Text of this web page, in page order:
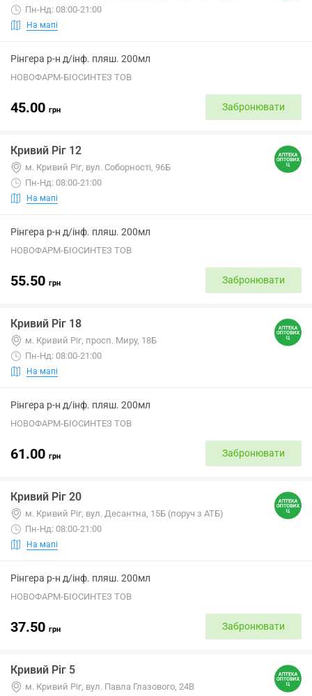
Пн-Нд: 08:00-21:00
На мапі
Рінгера р-н д/інф. пляш. 200мл
НОВОФАРМ-БІОСИНТЕЗ ТОВ
45.00 грн Забронювати
Кривий Ріг 12
м. Кривий Ріг, вул. Соборності, 96Б
Пн-Нд: 08:00-21:00
На мапі
Рінгера р-н д/інф. пляш. 200мл
НОВОФАРМ-БІОСИНТЕЗ ТОВ
55.50 грн Забронювати
Кривий Ріг 18
м. Кривий Ріг, просп. Миру, 18Б
Пн-Нд: 08:00-21:00
На мапі
Рінгера р-н д/інф. пляш. 200мл
НОВОФАРМ-БІОСИНТЕЗ ТОВ
61.00 грн Забронювати
Кривий Ріг 20
м. Кривий Ріг, вул. Десантна, 15Б (поруч з АТБ)
Пн-Нд: 08:00-21:00
На мапі
Рінгера р-н д/інф. пляш. 200мл
НОВОФАРМ-БІОСИНТЕЗ ТОВ
37.50 грн Забронювати
Кривий Ріг 5
м. Кривий Ріг, вул. Павла Глазового, 24В